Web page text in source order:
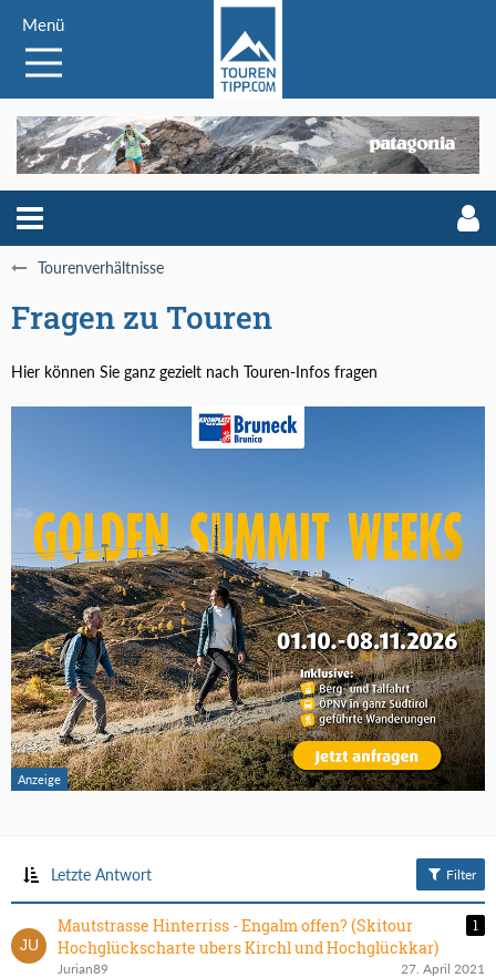
Menü
Tourenverhältnisse
Fragen zu Touren
Hier können Sie ganz gezielt nach Touren-Infos fragen
Letzte Antwort Filter
Mautstrasse Hinterriss - Engalm offen? (Skitour
Hochglückscharte ubers Kirchl und Hochglückkar)
1
Jurian89 27. April 2021